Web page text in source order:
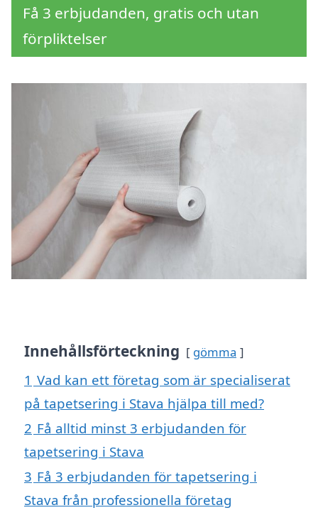
Få 3 erbjudanden, gratis och utan
förpliktelser
Innehållsförteckning gömma
1 Vad kan ett företag som är specialiserat
på tapetsering i Stava hjälpa till med?
2 Få alltid minst 3 erbjudanden för
tapetsering i Stava
3 Få 3 erbjudanden för tapetsering i
Stava från professionella företag